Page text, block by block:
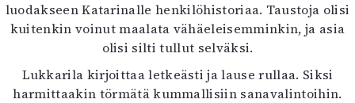
luodakseen Katarinalle henkilöhistoriaa. Taustoja olisi
kuitenkin voinut maalata vähäeleisemminkin, ja asia
olisi silti tullut selväksi.
Lukkarila kirjoittaa letkeästi ja lause rullaa. Siksi
harmittaakin törmätä kummallisiin sanavalintoihin.